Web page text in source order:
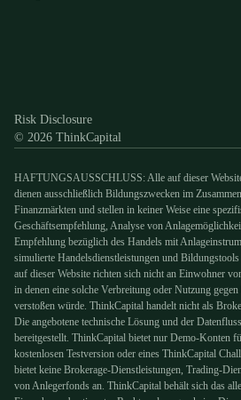
Risk Disclosure
© 2026 ThinkCapital
HAFTUNGSAUSSCHLUSS: Alle auf dieser
dienen ausschließlich Bildungszwecken im
Finanzmärkten und stellen in keiner Weise eine
Geschäftsempfehlung, Analyse von
Empfehlung bezüglich des Handels mit
simulierte Handelsdienstleistungen und
auf dieser Website richten sich nicht an Einwohner
in denen eine solche Verbreitung oder Nutzung
verstoßen würde. ThinkCapital handelt nicht als
Die angebotene technische Lösung und der
bereitgestellt. ThinkCapital bietet nur Demo-Konten
kostenlosen Testversion oder eines ThinkCapital
bietet keine Brokerage-Dienstleistungen, Trading-
von Anlegerfonds an. ThinkCapital behält sich das